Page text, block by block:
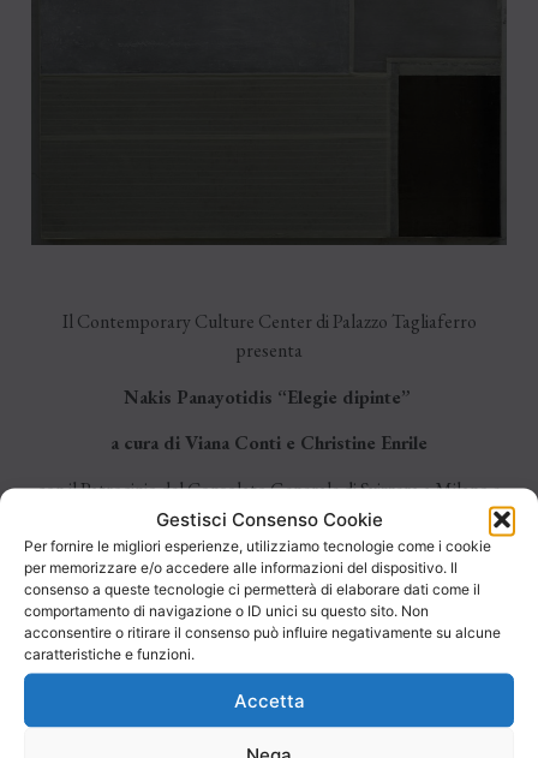
Gestisci Consenso Cookie
Per fornire le migliori esperienze, utilizziamo tecnologie come i cookie
per memorizzare e/o accedere alle informazioni del dispositivo. Il
consenso a queste tecnologie ci permetterà di elaborare dati come il
comportamento di navigazione o ID unici su questo sito. Non
acconsentire o ritirare il consenso può influire negativamente su alcune
caratteristiche e funzioni.
Accetta
Il Contemporary Culture Center di Palazzo Tagliaferro
presenta
Nakis Panayotidis “Elegie dipinte”
a cura di Viana Conti e Christine Enrile
con il Patrocinio del Consolato Generale di Svizzera a Milano e
dell’Istituto Svizzero
e con il sostegno di Pro Helvetia, Fondazione Svizzera per la
cultura
Inaugurazione venerdì 29 giugno alle ore 20.30
Saluto del Sindaco di Andora Mauro Demichelis e